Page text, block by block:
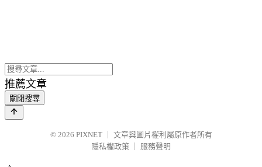
推薦文章
關閉搜尋
© 2026 PIXNET
文章與圖片權利屬原作者所有
隱私權政策
服務聲明